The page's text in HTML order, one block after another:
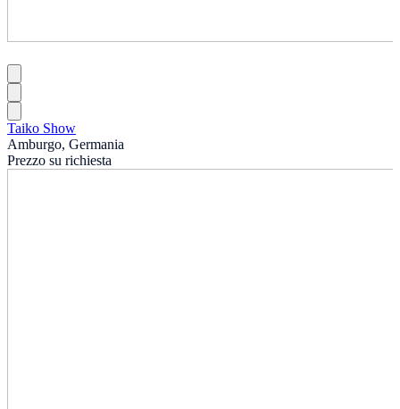
Taiko Show
Amburgo, Germania
Prezzo su richiesta